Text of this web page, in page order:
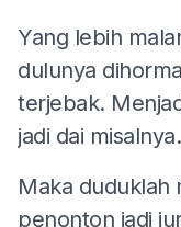
Yang lebih
dulunya
terjebak.
jadi dai misalnya.
Maka duduklah
penonton jadi